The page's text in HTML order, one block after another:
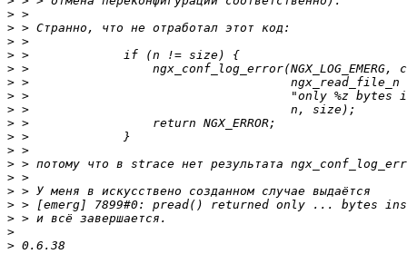
>
>
>
>
>
>
>
>
>
>
>
>
>
>
>
>
>
>